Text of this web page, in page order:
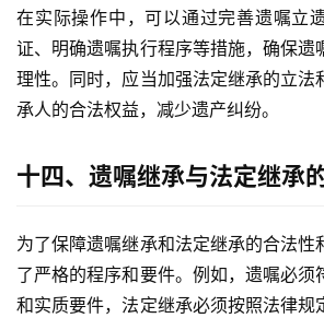
在实际操作中，可以通过完善遗嘱立
证、明确遗嘱执行程序等措施，确保遗
理性。同时，应当加强法定继承的立法
承人的合法权益，减少遗产纠纷。
十四、遗嘱继承与法定继承
为了保障遗嘱继承和法定继承的合法性
了严格的程序和要件。例如，遗嘱必须
和实质要件，法定继承必须按照法律规